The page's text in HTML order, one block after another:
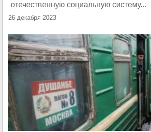
отечественную социальную систему...
26 декабря 2023